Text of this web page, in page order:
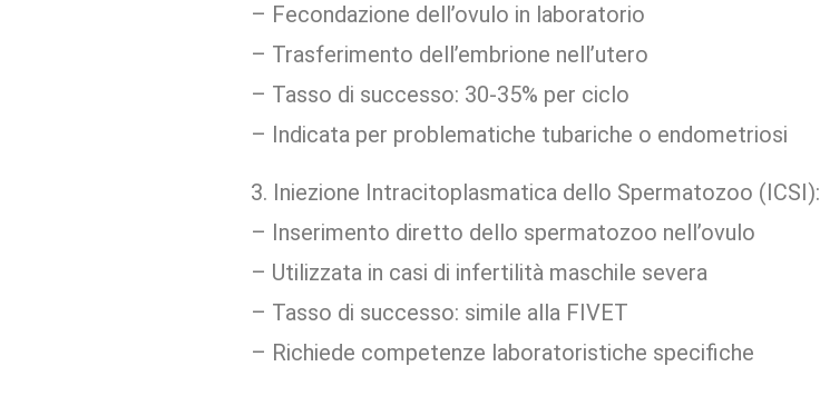
– Fecondazione dell’ovulo in laboratorio
– Trasferimento dell’embrione nell’utero
– Tasso di successo: 30-35% per ciclo
– Indicata per problematiche tubariche o endometriosi
3. Iniezione Intracitoplasmatica dello Spermatozoo (ICSI):
– Inserimento diretto dello spermatozoo nell’ovulo
– Utilizzata in casi di infertilità maschile severa
– Tasso di successo: simile alla FIVET
– Richiede competenze laboratoristiche specifiche